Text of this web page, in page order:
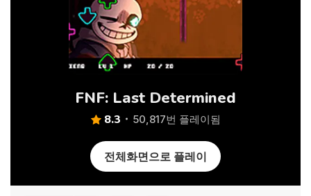
FNF: Last Determined
8.3 50,817번 플레이됨
전체화면으로 플레이